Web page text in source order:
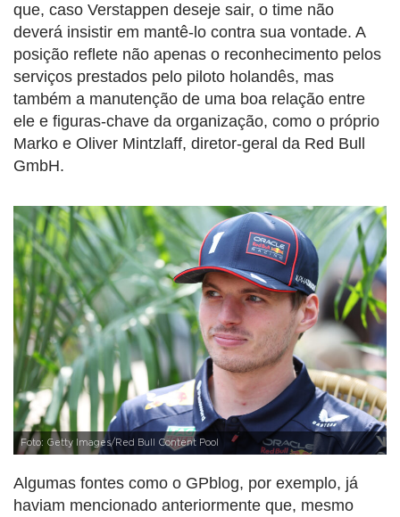
que, caso Verstappen deseje sair, o time não
deverá insistir em mantê-lo contra sua vontade. A
posição reflete não apenas o reconhecimento pelos
serviços prestados pelo piloto holandês, mas
também a manutenção de uma boa relação entre
ele e figuras-chave da organização, como o próprio
Marko e Oliver Mintzlaff, diretor-geral da Red Bull
GmbH.
Foto: Getty Images/Red Bull Content Pool
Algumas fontes como o GPblog, por exemplo, já
haviam mencionado anteriormente que, mesmo